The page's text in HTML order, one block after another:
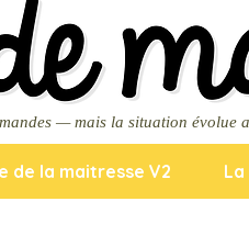
— mais la situation évolue
de la maitresse V2